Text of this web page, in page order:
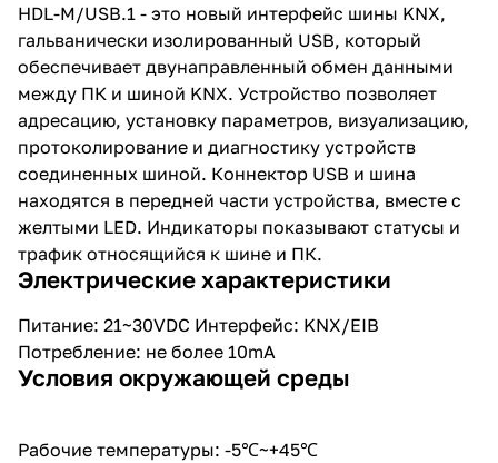
находятся в передней части
устройства, вместе с желтыми
LED. Индикаторы показывают
статусы и трафик относящийся к
шине и ПК.
HDL-M/USB.1 - это новый интерфейс шины KNX,
гальванически изолированный USB, который
обеспечивает двунаправленный обмен данными
между ПК и шиной KNX. Устройство позволяет
адресацию, установку параметров, визуализацию,
протоколирование и диагностику устройств
соединенных шиной. Коннектор USB и шина
находятся в передней части устройства, вместе с
желтыми LED. Индикаторы показывают статусы и
трафик относящийся к шине и ПК.
Электрические характеристики
Питание: 21~30VDC Интерфейс: KNX/EIB
Потребление: не более 10mA
Условия окружающей среды
Рабочие температуры: -5℃~+45℃